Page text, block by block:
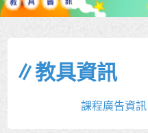
∥教具資訊
課程廣告資訊